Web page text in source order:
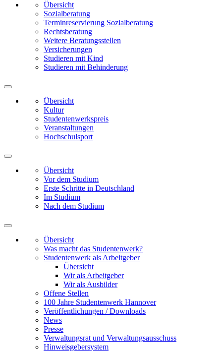
Übersicht
Sozialberatung
Terminreservierung Sozialberatung
Rechtsberatung
Weitere Beratungsstellen
Versicherungen
Studieren mit Kind
Studieren mit Behinderung
Übersicht
Kultur
Studentenwerkspreis
Veranstaltungen
Hochschulsport
Übersicht
Vor dem Studium
Erste Schritte in Deutschland
Im Studium
Nach dem Studium
Übersicht
Was macht das Studentenwerk?
Studentenwerk als Arbeitgeber
Übersicht
Wir als Arbeitgeber
Wir als Ausbilder
Offene Stellen
100 Jahre Studentenwerk Hannover
Veröffentlichungen / Downloads
News
Presse
Verwaltungsrat und Verwaltungsausschuss
Hinweisgebersystem